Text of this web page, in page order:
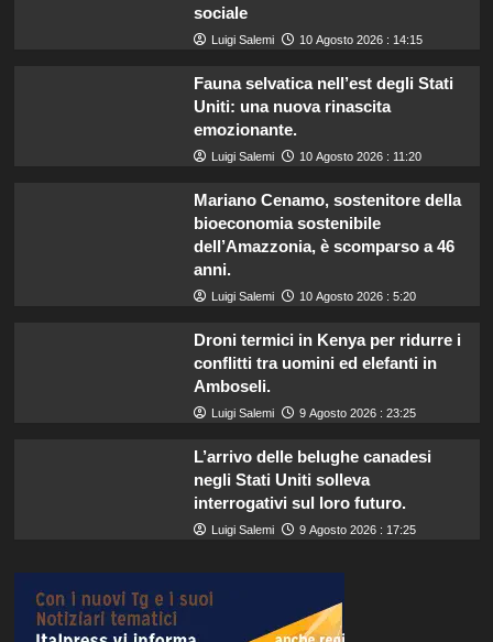
sociale
Luigi Salemi 10 Agosto 2026 : 14:15
Fauna selvatica nell’est degli Stati
Uniti: una nuova rinascita
emozionante.
Luigi Salemi 10 Agosto 2026 : 11:20
Mariano Cenamo, sostenitore della
bioeconomia sostenibile
dell’Amazzonia, è scomparso a 46
anni.
Luigi Salemi 10 Agosto 2026 : 5:20
Droni termici in Kenya per ridurre i
conflitti tra uomini ed elefanti in
Amboseli.
Luigi Salemi 9 Agosto 2026 : 23:25
L’arrivo delle belughe canadesi
negli Stati Uniti solleva
interrogativi sul loro futuro.
Luigi Salemi 9 Agosto 2026 : 17:25